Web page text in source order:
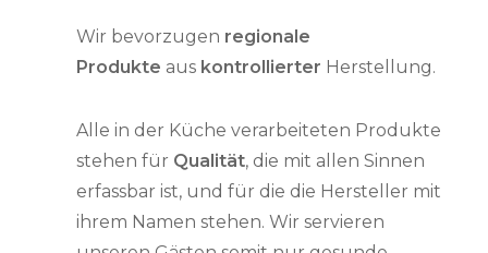
Wir bevorzugen regionale
Produkte aus kontrollierter Herstellung.
Alle in der Küche verarbeiteten Produkte
stehen für Qualität, die mit allen Sinnen
erfassbar ist, und für die die Hersteller mit
ihrem Namen stehen. Wir servieren